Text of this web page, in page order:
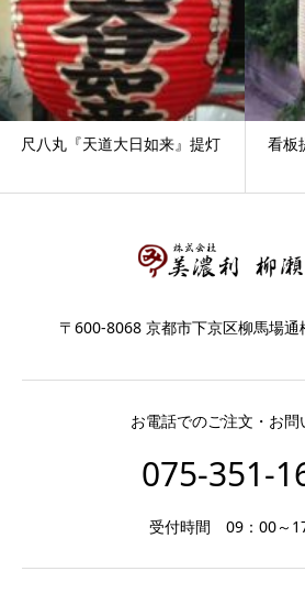
尺八丸『天道大日如来』提灯 看板
〒600-8068 京都市下京区柳馬場
お電話でのご注文・お問
075-351-
受付時間 09：00～